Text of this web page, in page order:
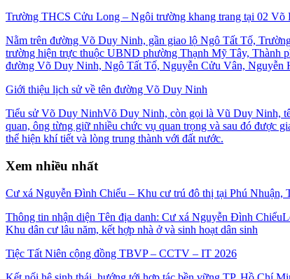
Trường THCS Cửu Long – Ngôi trường khang trang tại 02
Nằm trên đường Võ Duy Ninh, gần giao lộ Ngô Tất Tố,
trường hiện trực thuộc UBND phường Thạnh Mỹ Tây, Thành
đường Võ Duy Ninh, Ngô Tất Tố, Nguyễn Cửu Vân, Nguyễn
Giới thiệu lịch sử về tên đường Võ Duy Ninh
Tiểu sử Võ Duy NinhVõ Duy Ninh, còn gọi là Vũ Duy Ninh,
quan, ông từng giữ nhiều chức vụ quan trọng và sau đó được
thể hiện khí tiết và lòng trung thành với đất nước.
Xem nhiều nhất
Cư xá Nguyễn Đình Chiểu – Khu cư trú đô thị tại Phú Nhuận,
Thông tin nhận diện Tên địa danh: Cư xá Nguyễn Đình
Khu dân cư lâu năm, kết hợp nhà ở và sinh hoạt dân sinh
Tiệc Tất Niên cộng đồng TBVP – CCTV – IT 2026